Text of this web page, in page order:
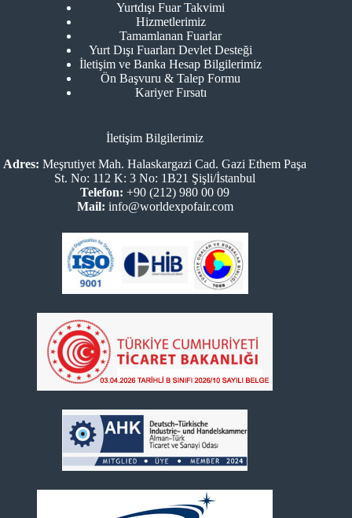
Yurtdışı Fuar Takvimi
Hizmetlerimiz
Tamamlanan Fuarlar
Yurt Dışı Fuarları Devlet Desteği
İletişim ve Banka Hesap Bilgilerimiz
Ön Başvuru & Talep Formu
Kariyer Fırsatı
İletişim Bilgilerimiz
Adres: Meşrutiyet Mah. Halaskargazi Cad. Gazi Ethem Paşa
St. No: 112 K: 3 No: 1B21 Şişli/İstanbul
Telefon: +90 (212) 980 00 09
Mail: info@worldexpofair.com